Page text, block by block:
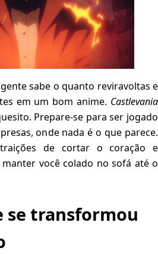
sabe o quanto reviravoltas e
em um bom anime. Castlevania
Prepare-se para ser jogado
onde nada é o que parece.
traições de cortar o coração e
você colado no sofá até o
se transformou